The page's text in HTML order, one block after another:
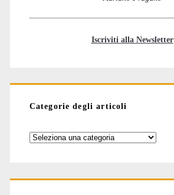
Iscriviti alla Newsletter
Categorie degli articoli
Categorie